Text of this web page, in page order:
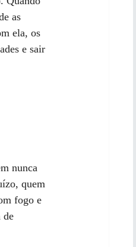
as
ela, os
e sair
nunca
quem
fogo e
de